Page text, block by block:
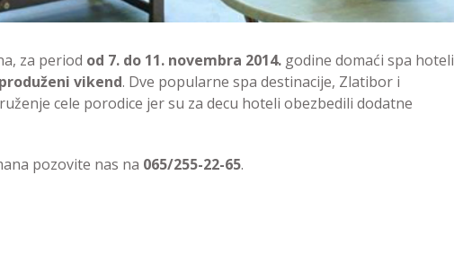
za period od 7. do 11. novembra 2014. godine domaći spa hoteli
produženi vikend. Dve popularne spa destinacije, Zlatibor i
cele porodice jer su za decu hoteli obezbedili dodatne
pozovite nas na 065/255-22-65.